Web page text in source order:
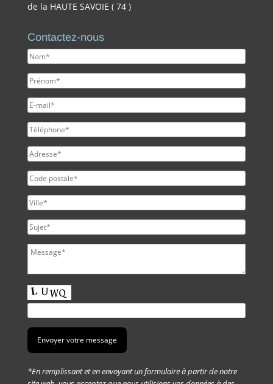
de la HAUTE SAVOIE ( 74 )
Contactez-nous
*En remplissant et en envoyant un formulaire à partir de notre